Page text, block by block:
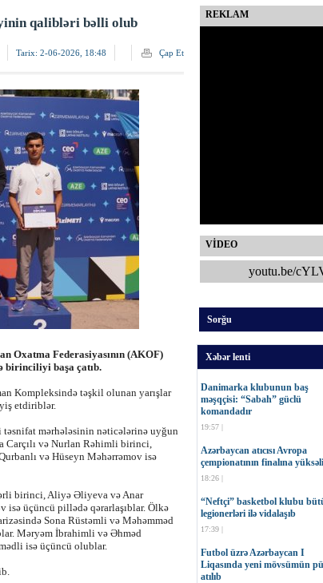
REKLAM
VİDEO
youtu.be/
Sorğu
Xəbər lenti
Danimarka klubunun baş
məşqçisi: “Sabah” güclü
komandadır
19:57 |
Azərbaycan atıcısı Avropa
çempionatının finalına
18:26 |
“Neftçi” basketbol klubu
legionerləri ilə vidalaşıb
17:39 |
Futbol üzrə Azərbaycan I
Liqasında yeni mövsümün
atılıb
qalibləri bəlli olub
Tarix: 2-06-2026, 18:48 Çap Et
Oxatma Federasiyasının (AKOF)
birinciliyi başa çatıb.
Kompleksində təşkil olunan yarışlar
etdiriblər.
təsnifat mərhələsinin nəticələrinə uyğun
Carçılı və Nurlan Rəhimli birinci,
və Hüseyn Məhərrəmov isə
birinci, Aliyə Əliyeva və Anar
isə üçüncü pillədə qərarlaşıblar. Ölkə
Sona Rüstəmli və Məhəmməd
Məryəm İbrahimli və Əhməd
isə üçüncü olublar.